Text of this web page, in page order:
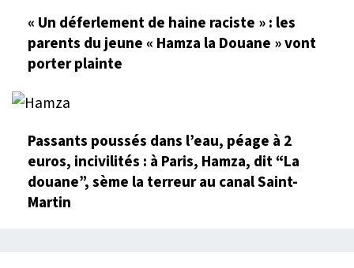
« Un déferlement de haine raciste » : les
parents du jeune « Hamza la Douane » vont
porter plainte
Passants poussés dans l’eau, péage à 2
euros, incivilités : à Paris, Hamza, dit “La
douane”, sème la terreur au canal Saint-
Martin